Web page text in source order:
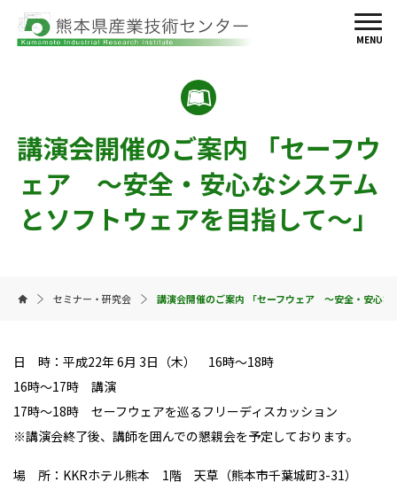
MENU
講演会開催のご案内 「セーフウ
ェア 〜安全・安心なシステム
とソフトウェアを目指して〜」
セミナー・研究会 講演会開催のご案内 「セーフウェア 〜安全・安心な
日 時：平成22年 6月 3日（木） 16時〜18時
16時〜17時 講演
17時〜18時 セーフウェアを巡るフリーディスカッション
※講演会終了後、講師を囲んでの懇親会を予定しております。
場 所：KKRホテル熊本 1階 天草（熊本市千葉城町3-31）